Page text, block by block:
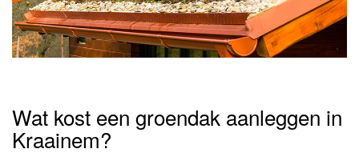
Wat kost een groendak aanleggen in
Kraainem?